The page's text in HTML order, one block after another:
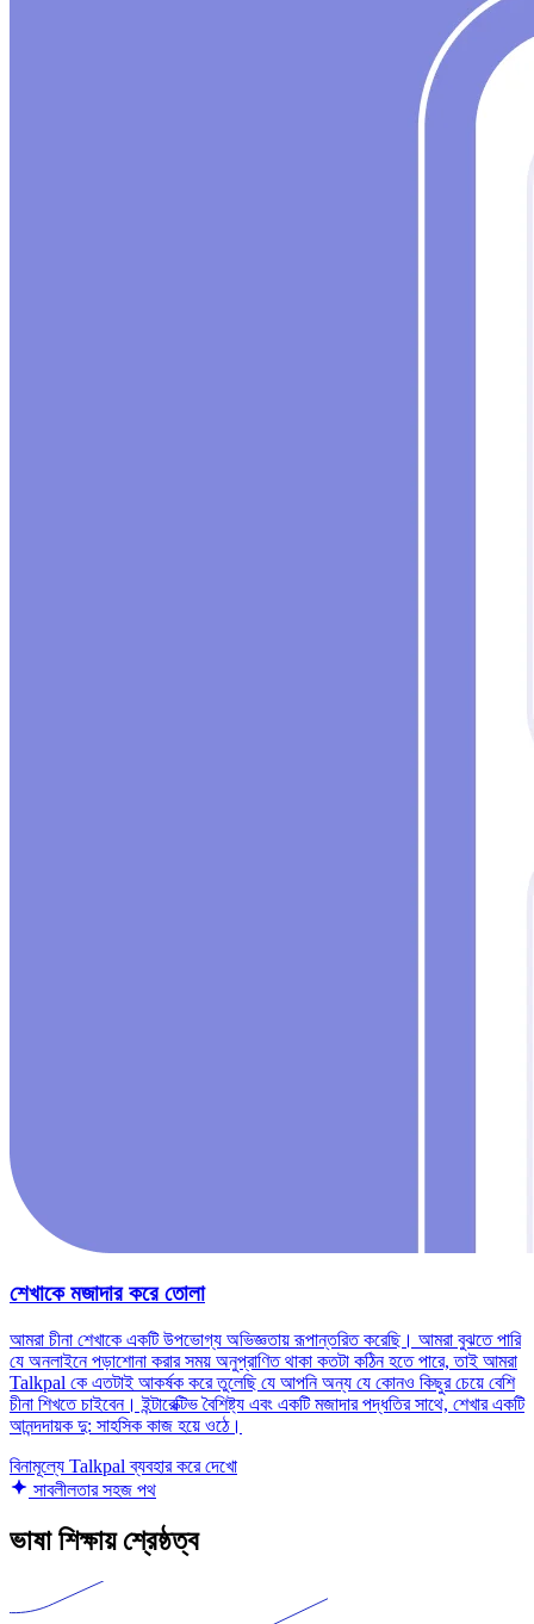
শেখাকে মজাদার করে তোলা
আমরা চীনা শেখাকে একটি উপভোগ্য অভিজ্ঞতায় রূপান্তরিত করেছি। আমরা বুঝতে পারি
যে অনলাইনে পড়াশোনা করার সময় অনুপ্রাণিত থাকা কতটা কঠিন হতে পারে, তাই আমরা
Talkpal কে এতটাই আকর্ষক করে তুলেছি যে আপনি অন্য যে কোনও কিছুর চেয়ে বেশি
চীনা শিখতে চাইবেন। ইন্টারেক্টিভ বৈশিষ্ট্য এবং একটি মজাদার পদ্ধতির সাথে, শেখার একটি
আনন্দদায়ক দু: সাহসিক কাজ হয়ে ওঠে।
বিনামূল্যে Talkpal ব্যবহার করে দেখো
সাবলীলতার সহজ পথ
ভাষা শিক্ষায় শ্রেষ্ঠত্ব